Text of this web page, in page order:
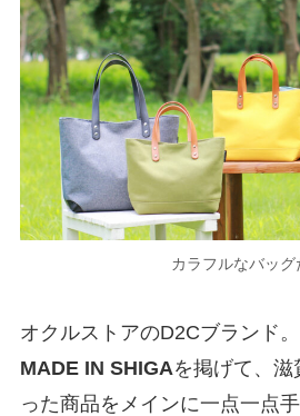
カラフルなバッグ
オクルストアのD2Cブランド。
MADE IN SHIGAを掲げて、
った商品をメインに一点一点